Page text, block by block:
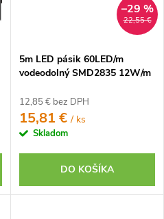
22,55 €
–29 %
5m LED pásik 60LED/m
vodeodolný SMD2835 12W/m
12,85 € bez DPH
15,81 €/ ks
Skladom
DO KOŠÍKA